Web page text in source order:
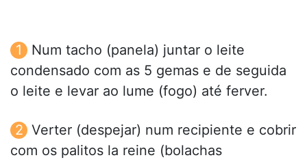
Num tacho (panela) juntar o leite
condensado com as 5 gemas e de seguida
o leite e levar ao lume (fogo) até ferver.
Verter (despejar) num recipiente e cobrir
com os palitos la reine (bolachas